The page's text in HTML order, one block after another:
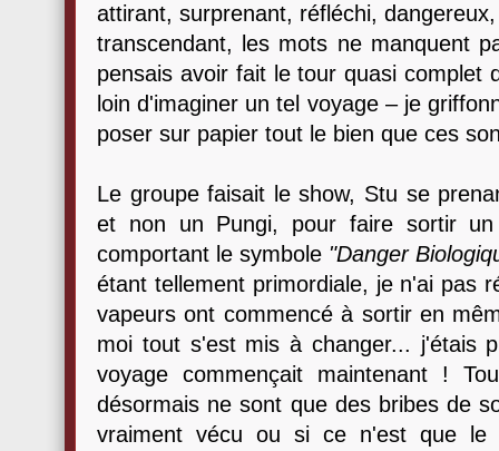
attirant, surprenant, réfléchi,
transcendant, les mots ne manquent
pensais avoir fait le tour quasi complet
loin d'imaginer un tel voyage – je
poser sur papier tout le bien que ces
Le groupe faisait le show, Stu se
et non un Pungi, pour faire sortir
comportant le symbole "Danger
étant tellement primordiale, je n'ai pas
vapeurs ont commencé à sortir en
moi tout s'est mis à changer... j'étais
voyage commençait maintenant !
désormais ne sont que des bribes de
vraiment vécu ou si ce n'est que le